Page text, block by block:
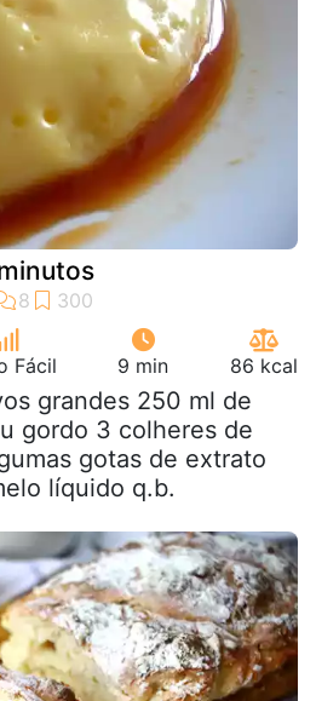
Fácil 9 min 86 kcal
grandes 250 ml de
gordo 3 colheres de
gotas de extrato
líquido q.b.